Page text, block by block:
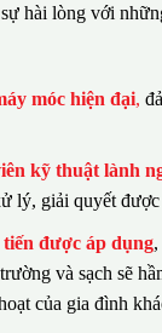
hài lòng với
móc hiện đại,
kỹ thuật lành
lý, giải quyết
được áp dụng,
và sạch sẽ
của gia đình